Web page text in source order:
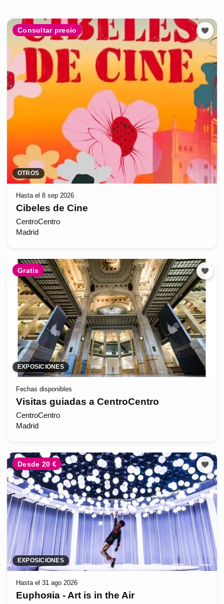
Consultar precio
OTROS
Hasta el 8 sep 2026
Cibeles de Cine
CentroCentro
Madrid
Gratis
EXPOSICIONES
Fechas disponibles
Visitas guiadas a CentroCentro
CentroCentro
Madrid
Desde 20 €
EXPOSICIONES
Hasta el 31 ago 2026
Euphoяia - Art is in the Air